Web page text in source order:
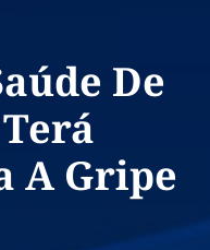
De
A Gripe